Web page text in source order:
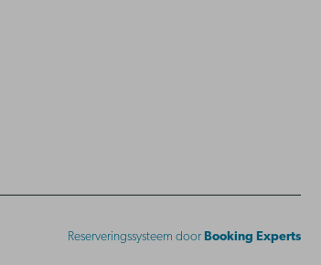
Reserveringssysteem door Booking Experts